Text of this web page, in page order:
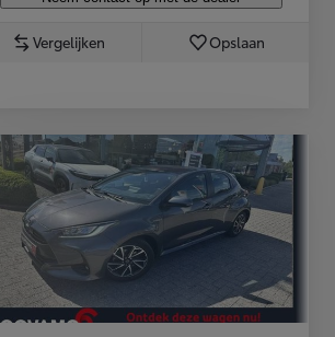
Vergelijken Opslaan